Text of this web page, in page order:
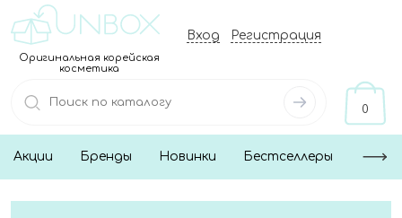
Оригинальная корейская
косметика
Вход Регистрация
0
Акции Бренды Новинки Бестселлеры